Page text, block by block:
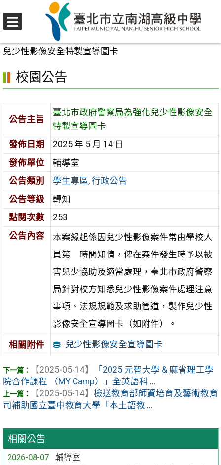
至
要
區
校園公告
兒少性影像安全特製宣導圖卡
相關公告
2026-08-07
輔導室
校園公告
公告主旨
臺北市政府警察局為強化兒少性影像安全
特製宣導圖卡
發佈日期
2025 年 5 月 14 日
發佈單位
輔導室
公告類別
學生專區, 行政公告
公告等級
轉知
點閱次數
253
公告內容
本案緣起係因兒少性影像案件常由學校人
員第一時間知情，俾在案件發生時予以被
害兒少協助及適當處理，臺北市政府警察
局針對校方知悉兒少性影像案件處理注意
事項、法規規範及求助管道，製作兒少性
影像安全宣導圖卡（如附件）。
相關附件 兒少性影像安全宣導圖卡
【2025-05-14】
「2025 元智大學 & 麻省理工學
院合作課程 （MY Camp）」全英語科 ...
【2025-05-14】 檢送教育部師資培育及藝術教育
司補助國立臺中教育大學「本土語教 ...
選
單